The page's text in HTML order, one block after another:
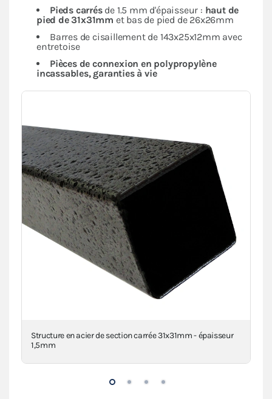
Pieds carrésde 1.5 mm d'épaisseur : haut de
pied de 31x31mm et bas de pied de 26x26mm
Barres de cisaillement de 143x25x12mm avec
entretoise
Pièces de connexion en polypropylène
incassables, garanties à vie
Structure en acier de section carrée 31x31mm - épaisseur
1,5mm